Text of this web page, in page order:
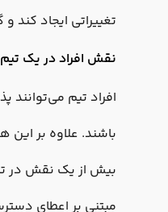
تغییراتی ایجاد کند
نقش افراد در یک تیم
افراد تیم می‌توانند
باشند. علاوه بر
مبتنی بر اعطای